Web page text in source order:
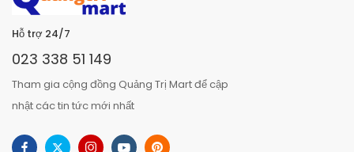
Hỗ trợ 24/7
023 338 51 149
Tham gia cộng đồng Quảng Trị Mart để cập
nhật các tin tức mới nhất